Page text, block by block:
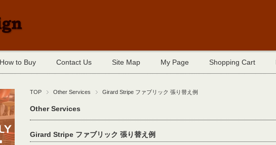
How to Buy Contact Us Site Map My Page Shopping Cart
TOP Other Services Girard Stripe ファブリック 張り替え例
Other Services
Girard Stripe ファブリック 張り替え例